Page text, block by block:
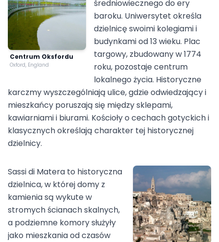
Centrum Oksfordu
Oxford, England
średniowiecznego do ery
baroku. Uniwersytet określa
dzielnicę swoimi kolegiami i
budynkami od 13 wieku. Plac
targowy, zbudowany w 1774
roku, pozostaje centrum
lokalnego życia. Historyczne
karczmy wyszczególniają ulice, gdzie odwiedzający i
mieszkańcy poruszają się między sklepami,
kawiarniami i biurami. Kościoły o cechach gotyckich i
klasycznych określają charakter tej historycznej
dzielnicy.
Sassi di Matera to historyczna
dzielnica, w której domy z
kamienia są wykute w
stromych ścianach skalnych,
a podziemne komory służyły
jako mieszkania od czasów